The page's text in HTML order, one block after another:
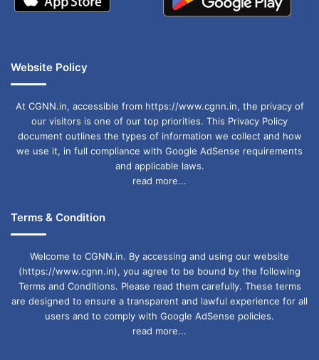
दिया।
जंगल और खनिज पर है।
बघेल ने कहा कि उनकी सरकार ने बस्तरवासियों को जमीन
वापस दिलाई और वन अधिकार पट्टों के जरिए जमीन दी।
“कहीं जमीन की गाइडलाइन बस्तर की वजह से ही तो नहीं
बढ़ाई गई?”
भूपेश बघेल के बयान से प्रदेश की राजनीति एक बार फिर
गरम हो गई है और विपक्ष तथा सत्ता पक्ष के बीच तीखी
Website Policy
At CGNN.in, accessible from https://www.cgnn.in, the privacy of
our visitors is one of our top priorities. This Privacy Policy
document outlines the types of information we collect and how
we use it, in full compliance with Google AdSense requirements
and applicable laws.
read more...
Terms & Condition
Welcome to CGNN.in. By accessing and using our website
(https://www.cgnn.in), you agree to be bound by the following
Terms and Conditions. Please read them carefully. These terms
are designed to ensure a transparent and lawful experience for all
users and to comply with Google AdSense policies.
read more...